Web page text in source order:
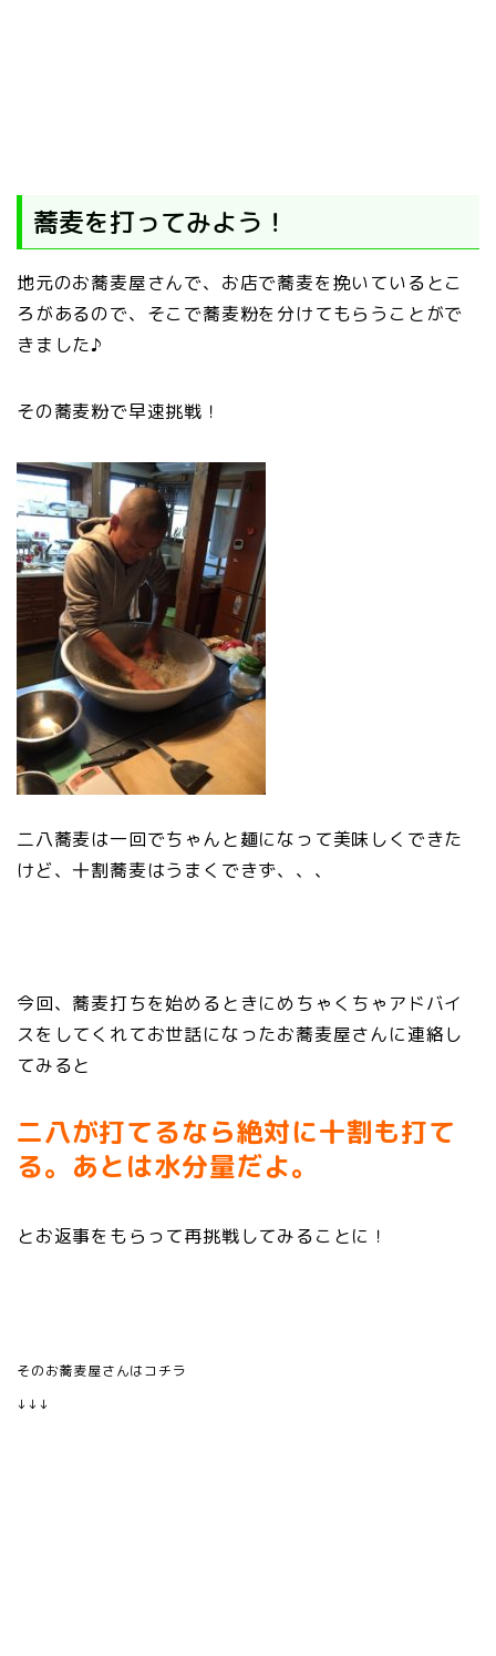
蕎麦を打ってみよう！
地元のお蕎麦屋さんで、お店で蕎麦を挽いているとこ
ろがあるので、そこで蕎麦粉を分けてもらうことがで
きました♪
その蕎麦粉で早速挑戦！
二八蕎麦は一回でちゃんと麺になって美味しくできた
けど、十割蕎麦はうまくできず、、、
今回、蕎麦打ちを始めるときにめちゃくちゃアドバイ
スをしてくれてお世話になったお蕎麦屋さんに連絡し
てみると
二八が打てるなら絶対に十割も打て
る。あとは水分量だよ。
とお返事をもらって再挑戦してみることに！
そのお蕎麦屋さんはコチラ
↓↓↓